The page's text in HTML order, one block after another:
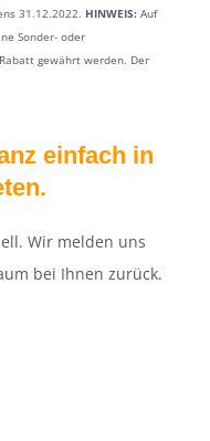
31.12.2022. HINWEIS:Auf
Sonder- oder
gewährt werden. Der
einfach in
Wir melden uns
bei Ihnen zurück.